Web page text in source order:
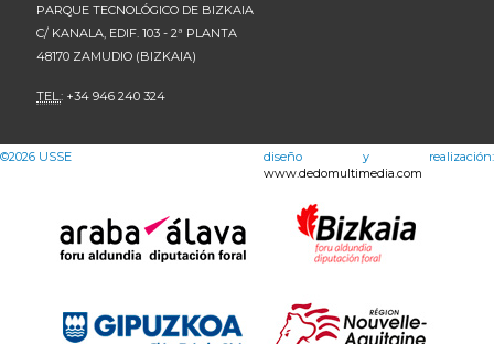
PARQUE TECNOLÓGICO DE BIZKAIA
C/ KANALA, EDIF. 103 - 2ª PLANTA
48170 ZAMUDIO (BIZKAIA)
TEL.: +34 946 240 324
©2026 USSE
diseño y realización:
www.dedomultimedia.com